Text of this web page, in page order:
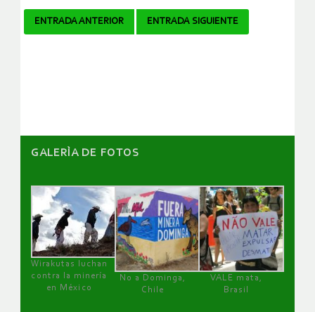
Navegador
ENTRADA ANTERIOR ENTRADA SIGUIENTE
GALERÌA DE FOTOS
Wirakutas luchan
contra la minería
en México
No a Dominga,
Chile
VALE mata,
Brasil